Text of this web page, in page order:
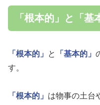
「根本的」と「基
「根本的」 と 「基本的」
す。
「根本的」 は物事の土台